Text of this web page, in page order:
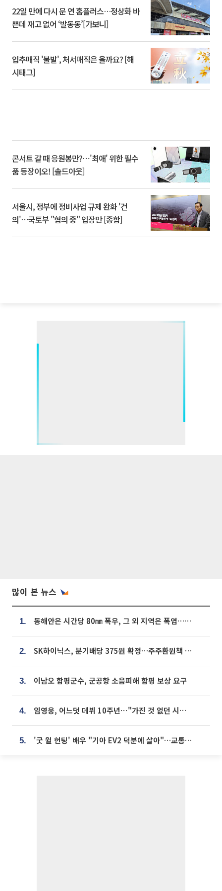
22일 만에 다시 문 연 홈플러스…정상화 바
쁜데 재고 없어 ‘발동동’[가보니]
입추매직 '불발', 처서매직은 올까요? [해
시태그]
콘서트 갈 때 응원봉만?⋯'최애' 위한 필수
품 등장이오! [솔드아웃]
서울시, 정부에 정비사업 규제 완화 '건
의'⋯국토부 "협의 중" 입장만 [종합]
많이 본 뉴스
1. 동해안은 시간당 80㎜ 폭우, 그 외 지역은 폭염…‘극과 극 날씨’
2. SK하이닉스, 분기배당 375원 확정…주주환원책 9월로 앞당겨 발표
3. 이남오 함평군수, 군공항 소음피해 함평 보상 요구
4. 임영웅, 어느덧 데뷔 10주년⋯"가진 것 없던 시절, 내 앞엔 20명의 팬뿐"
5. '굿 윌 헌팅' 배우 "기아 EV2 덕분에 살아"…교통사고 후 안전성 극찬